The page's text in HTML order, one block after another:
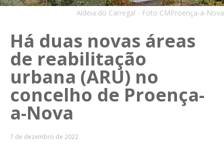
Aldeia do Carregal - Foto CMProença-a-Nova
Há duas novas áreas
de reabilitação
urbana (ARU) no
concelho de Proença-
a-Nova
7 de dezembro de 2022